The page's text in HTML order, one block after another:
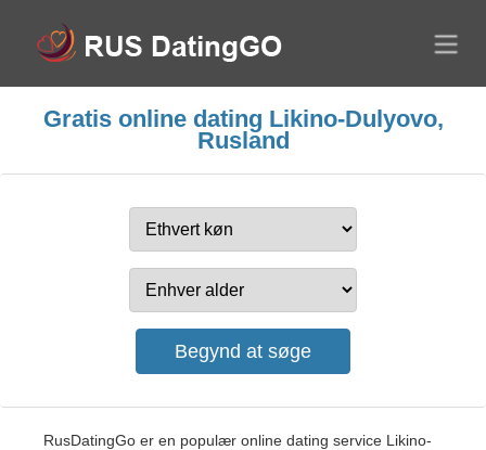
Gratis online dating Likino-Dulyovo,
Rusland
RusDatingGo er en populær online dating service Likino-